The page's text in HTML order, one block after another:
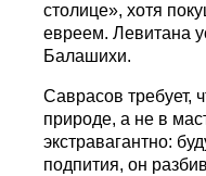
столице», хотя
евреем. Левитана
Балашихи.
Саврасов требует,
природе, а не в
экстравагантно:
подпития, он